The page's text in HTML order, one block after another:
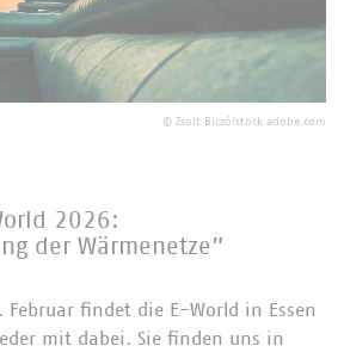
© Zsolt Biczó/stock.adobe.com
2026:
der Wärmenetze”
Februar findet die E-World in Essen
mit dabei. Sie finden uns in